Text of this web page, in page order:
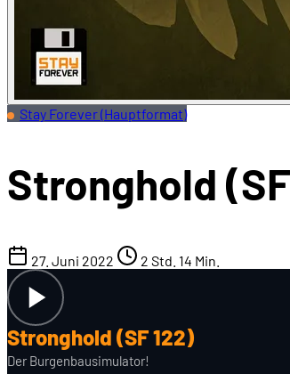
Stay Forever (Hauptformat)
Stronghold
27. Juni 2022 2 Std. 14 Min.
Stronghold (SF 122)
Der Burgenbausimulator!